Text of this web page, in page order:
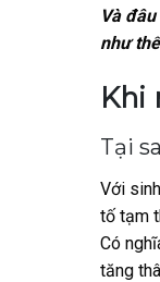
Và
như
Khi
Tại
Với
tố tạm
Có
tăng